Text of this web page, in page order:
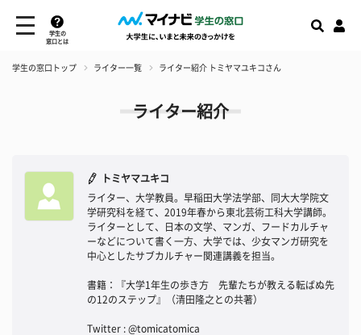
学生の
窓口とは
学生の窓口トップ ライター一覧 ライター紹介 トミヤマユキコさん
ライター紹介
トミヤマユキコ
ライター、大学教員。早稲田大学法学部、同大大学院文
学研究科を経て、2019年春から東北芸術工科大学講師。
ライターとして、日本の文学、マンガ、フードカルチャ
ーなどについて書く一方、大学では、少女マンガ研究を
中心としたサブカルチャー関連講義を担当。
書籍：『大学1年生の歩き方 先輩たちが教える転ばぬ先
の12のステップ』（清田隆之との共著）
Twitter : @tomicatomica